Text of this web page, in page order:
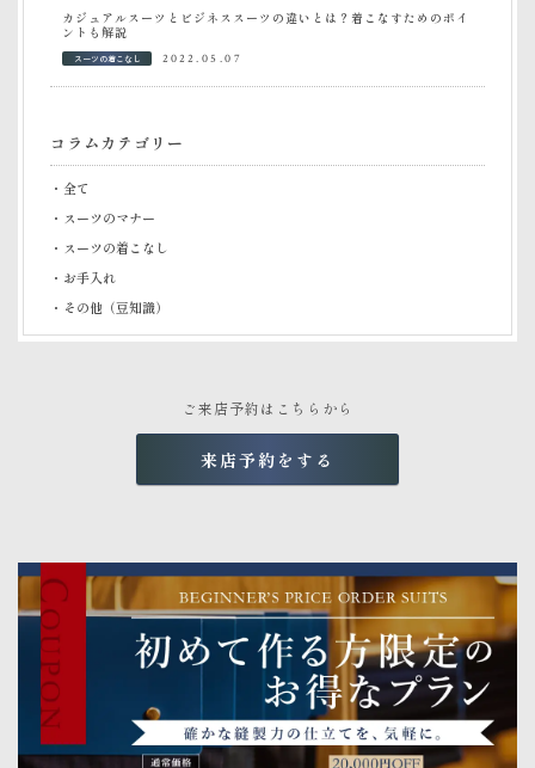
カジュアルスーツとビジネススーツの違いとは？着こなすためのポイ
ントも解説
スーツの着こなし 2022.05.07
コラムカテゴリー
・全て
・スーツのマナー
・スーツの着こなし
・お手入れ
・その他（豆知識）
ご来店予約はこちらから
来店予約をする